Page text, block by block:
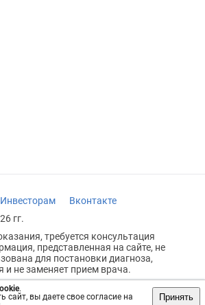
.
сайт, вы даете свое согласие на
Принять
Инвесторам
Вконтакте
гг.
требуется консультация
представленная на сайте, не
для постановки диагноза,
и не заменяет прием врача.
18+